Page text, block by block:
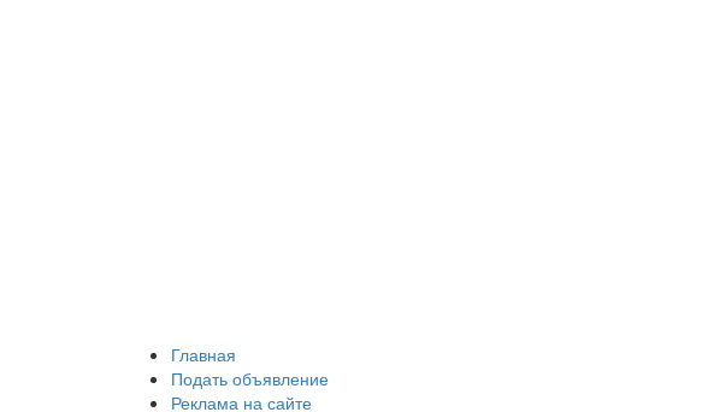
Главная
Подать объявление
Реклама на сайте